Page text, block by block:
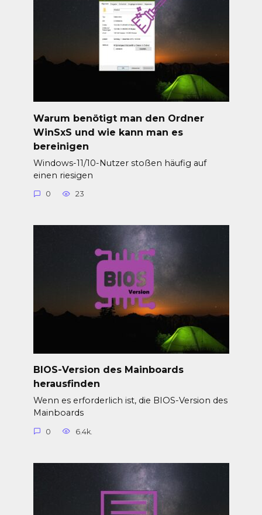
Warum benötigt man den Ordner
WinSxS und wie kann man es
bereinigen
Windows-11/10-Nutzer stoßen häufig auf
einen riesigen
0 23
BIOS-Version des Mainboards
herausfinden
Wenn es erforderlich ist, die BIOS-Version des
Mainboards
0 6.4k.